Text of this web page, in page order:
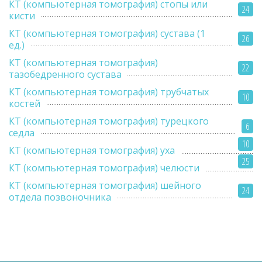
24
КТ (компьютерная томография) стопы или
кисти
26
КТ (компьютерная томография) сустава (1
ед.)
22
КТ (компьютерная томография)
тазобедренного сустава
10
КТ (компьютерная томография) трубчатых
костей
6
КТ (компьютерная томография) турецкого
седла
10
КТ (компьютерная томография) уха
25
КТ (компьютерная томография) челюсти
24
КТ (компьютерная томография) шейного
отдела позвоночника